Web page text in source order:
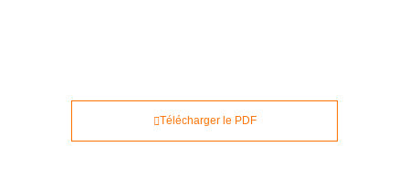
Télécharger le PDF